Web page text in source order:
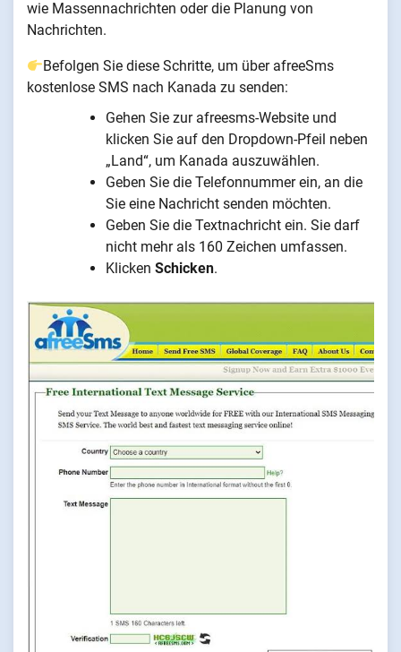
wie Massennachrichten oder die Planung von
Nachrichten.
Befolgen Sie diese Schritte, um über afreeSms
kostenlose SMS nach Kanada zu senden:
Gehen Sie zur afreesms-Website und
klicken Sie auf den Dropdown-Pfeil neben
„Land“, um Kanada auszuwählen.
Geben Sie die Telefonnummer ein, an die
Sie eine Nachricht senden möchten.
Geben Sie die Textnachricht ein. Sie darf
nicht mehr als 160 Zeichen umfassen.
Klicken Schicken.